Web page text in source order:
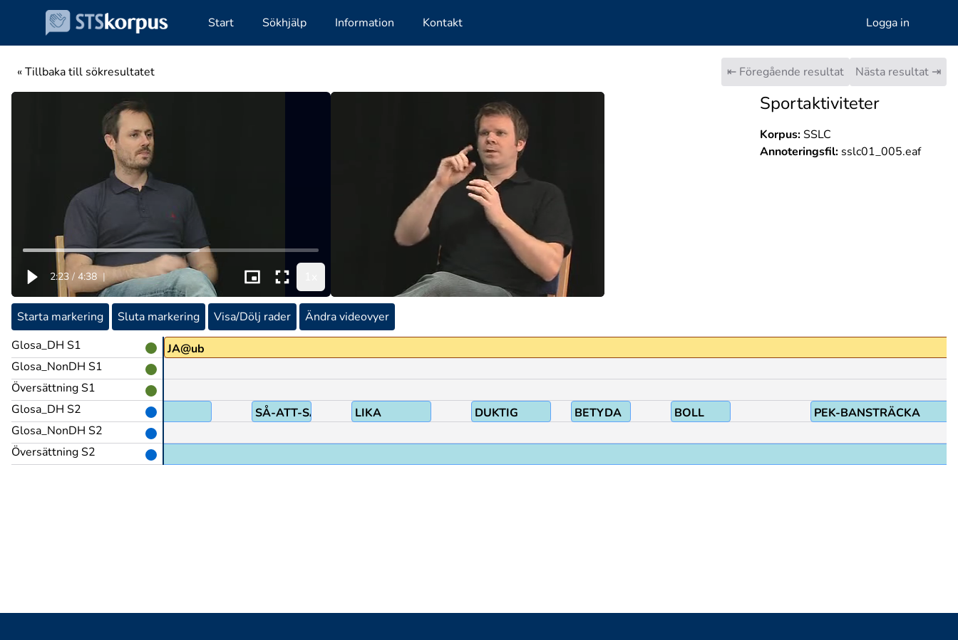
Start Sökhjälp Information Kontakt Logga in
« Tillbaka till sökresultatet ⇤ Föregående resultat Nästa resultat ⇥
2:23 / 4:38 |
Sportaktiviteter
Korpus:SSLC
Annoteringsfil:sslc01_005.eaf
Starta markering Sluta markering Visa/Dölj rader
Ändra videovyer
Glosa_DH S1
Glosa_NonDH S1
Översättning S1
Glosa_DH S2
Glosa_NonDH S2
Översättning S2
JA@ub
KRÄVA SÅ-ATT-SÄGA LIKA DUKTIG BETYDA BOLL PEK-BANSTRÄCKA